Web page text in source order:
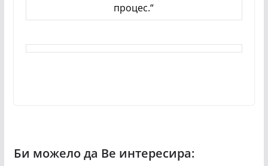
процес.“